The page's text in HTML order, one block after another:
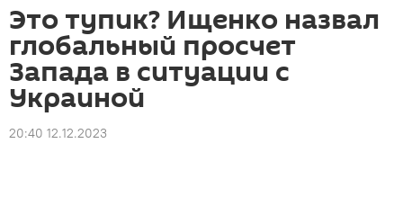
Это тупик? Ищенко назвал
глобальный просчет
Запада в ситуации с
Украиной
20:40 12.12.2023